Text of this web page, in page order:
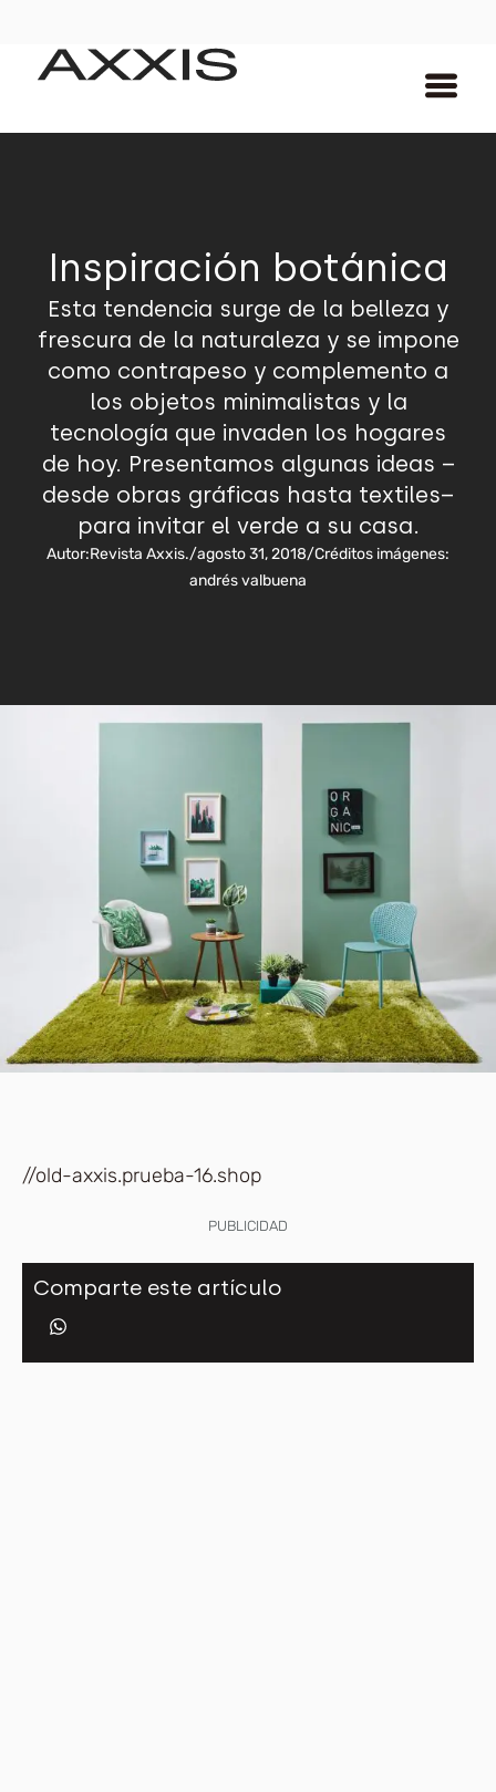
Inspiración botánica
Esta tendencia surge de la belleza y
frescura de la naturaleza y se impone
como contrapeso y complemento a
los objetos minimalistas y la
tecnología que invaden los hogares
de hoy. Presentamos algunas ideas –
desde obras gráficas hasta textiles–
para invitar el verde a su casa.
Autor:Revista Axxis./agosto 31, 2018/Créditos imágenes:
andrés valbuena
//old-axxis.prueba-16.shop
PUBLICIDAD
Comparte este artículo